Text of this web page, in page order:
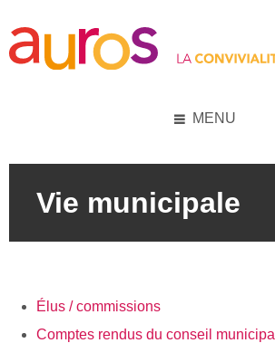
content
left
sidebar
right
sidebar
footer
MENU
Vie municipale
Élus / commissions
Comptes rendus du conseil municipal